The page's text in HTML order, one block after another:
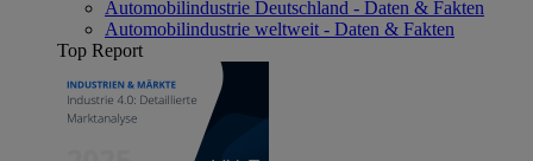
Automobilindustrie Deutschland - Daten & Fakten
Automobilindustrie weltweit - Daten & Fakten
Top Report